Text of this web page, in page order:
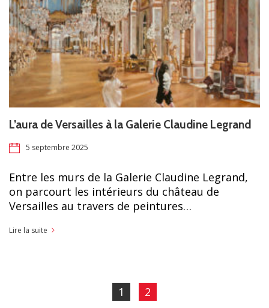
L’aura de Versailles à la Galerie Claudine Legrand
5 septembre 2025
Entre les murs de la Galerie Claudine Legrand,
on parcourt les intérieurs du château de
Versailles au travers de peintures…
Lire la suite
1 2